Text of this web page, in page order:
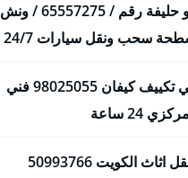
ونش ابو حليفة رقم / 65557275 / ونش
سحب ونقل سيارات 24/7
رقم فني تكييف كيفان 98025055 فني
24 ساعة
شركة نقل اثاث الكويت 50993766